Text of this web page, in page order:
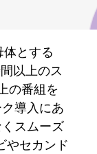
とする
以上のス
の番組を
導入にあ
スムーズ
やセカンド